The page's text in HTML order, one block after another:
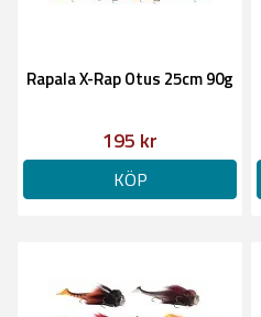
Rapala X-Rap Otus 25cm 90g
195 kr
KÖP